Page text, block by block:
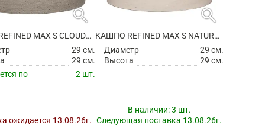
search
КАШПО REFINED MAX S CLOUDED GREY
29 см.
29 см.
по
2 шт.
ожидается 13.08.26г.
search
КАШПО REFINED MAX S NATURAL WHITE
Диаметр
29 см.
Высота
29 см.
В наличии:3 шт.
Следующая поставка 13.08.26г.